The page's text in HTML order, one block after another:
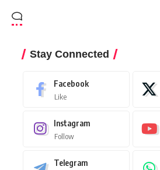
Stay Connected
Facebook
Like
Instagram
Follow
Telegram